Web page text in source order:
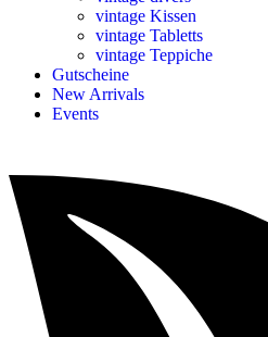
vintage Kissen
vintage Tabletts
vintage Teppiche
Gutscheine
New Arrivals
Events